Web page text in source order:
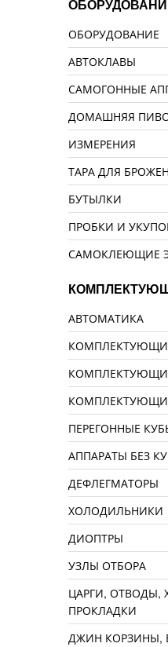
Хмель Tradition, 50 г
150 руб.
ОБОРУДОВАНИЕ
АВТОКЛАВЫ
САМОГОННЫЕ
ДОМАШНЯЯ
ИЗМЕРЕНИЯ
ТАРА ДЛЯ
БУТЫЛКИ
ПРОБКИ И
САМОКЛЕЮЩИЕ
АВТОМАТИКА
ПЕРЕГОННЫЕ
АППАРАТЫ БЕЗ
ДЕФЛЕГМАТОРЫ
ХОЛОДИЛЬНИКИ
ДИОПТРЫ
УЗЛЫ ОТБОРА
ЦАРГИ, ОТВОДЫ,
ПРОКЛАДКИ
ДЖИН КОРЗИНЫ,